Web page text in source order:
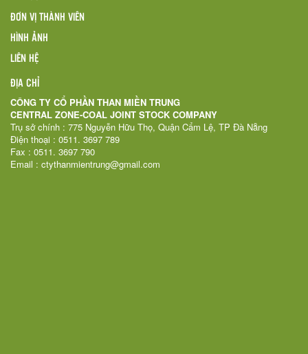
ĐƠN VỊ THÀNH VIÊN
HÌNH ẢNH
LIÊN HỆ
ĐỊA CHỈ
CÔNG TY CỔ PHẦN THAN MIỀN TRUNG
CENTRAL ZONE-COAL JOINT STOCK COMPANY
Trụ sở chính : 775 Nguyễn Hữu Thọ, Quận Cẩm Lệ, TP Đà Nẵng
Điện thoại : 0511. 3697 789
Fax : 0511. 3697 790
Email : ctythanmientrung@gmail.com